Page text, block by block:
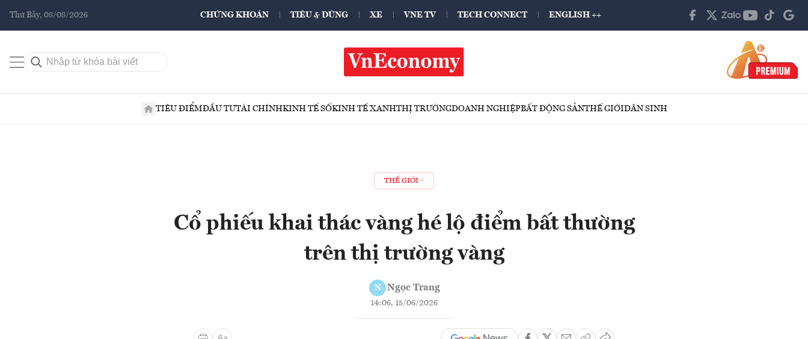
Thứ Bảy, 08/08/2026 CHỨNG KHOÁN TIÊU & DÙNG XE VNE TV TECH CONNECT ENGLISH ++
TIÊU ĐIỂMĐẦU TƯTÀI CHÍNHKINH TẾ SỐKINH TẾ XANHTHỊ TRƯỜNGDOANH NGHIỆPBẤT ĐỘNG SẢNTHẾ GIỚIDÂN SINH
THẾ GIỚI
Cổ phiếu khai thác vàng hé lộ điểm bất thường
trên thị trường vàng
N Ngọc Trang
14:06, 15/06/2026